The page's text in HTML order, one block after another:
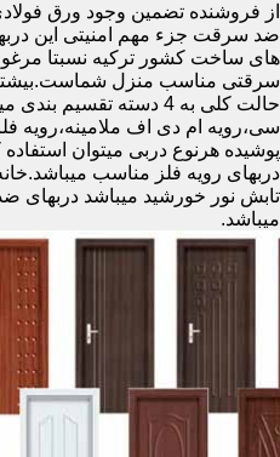
از فروشنده تضمین وجود ورق
ضد سرقت جزء مهم امنیتی این
های ساخت کشور ترکیه نسبتا
سرقتی مناسب منزل شماست.بیشتر
حالت کلی به 4 دسته
سی،رویه ام دی اف ملامینه،رویه
پوشیده هرنوع دربی میتوان
دربهای رویه فلز مناسب
تابش نور خورشید میباشد
میباشد.